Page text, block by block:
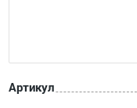
Артикул